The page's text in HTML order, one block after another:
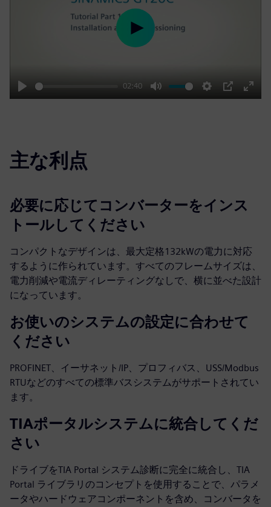
Play
02:40
Mute Settings
PIP
Enter
Play
主な利点
必要に応じてコンバーターをインス
トールしてください
コンパクトなデザインは、最大定格132kWの電力に対応
するように作られています。すべてのフレームサイズは、
電力削減や電流ディレーティングなしで、横に並べた設計
になっています。
お使いのシステムの設定に合わせて
ください
PROFINET、イーサネット/IP、プロフィバス、USS/Modbus
RTUなどのすべての標準バスシステムがサポートされてい
ます。
TIAポータルシステムに統合してくだ
さい
ドライブをTIA Portal システム診断に完全に統合し、TIA
Portal ライブラリのコンセプトを使用することで、パラメ
ータやハードウェアコンポーネントを含め、コンバータを